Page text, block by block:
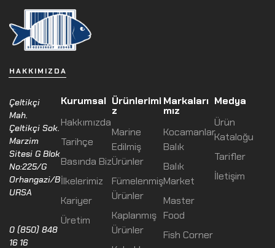
HAKKIMIZDA
Çeltikçi
Mah.
Çeltikçi Sok.
Marzim
Sitesi G Blok
No:225/G
Orhangazi/B
URSA
0 (850) 848
16 16
Kurumsal
Hakkımızda
Tarihçe
Basında Biz
İlkelerimiz
Kariyer
Üretim
Ürünlerimi
z
Marine
Edilmiş
Ürünler
Fümelenmiş
Ürünler
Kaplanmış
Ürünler
Markaları
mız
Kocamanlar
Balık
Balık
Market
Master
Food
Fish Corner
Medya
Ürün
Kataloğu
Tarifler
İletişim